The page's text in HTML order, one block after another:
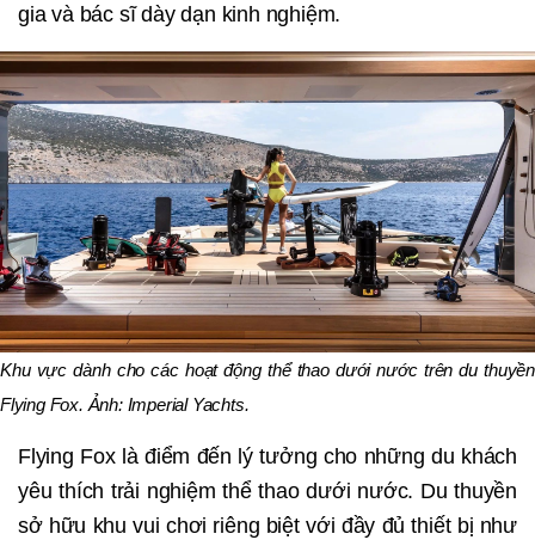
gia và bác sĩ dày dạn kinh nghiệm.
Khu vực dành cho các hoạt động thể thao dưới nước trên du thuyền
Flying Fox. Ảnh: Imperial Yachts.
Flying Fox là điểm đến lý tưởng cho những du khách
yêu thích trải nghiệm thể thao dưới nước. Du thuyền
sở hữu khu vui chơi riêng biệt với đầy đủ thiết bị như